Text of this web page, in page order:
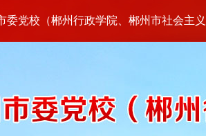
委党校（郴州行政学院、郴州市社会主